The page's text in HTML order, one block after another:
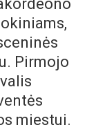
Pirmojo
miestui.